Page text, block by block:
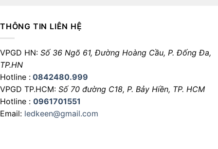
THÔNG TIN LIÊN HỆ
VPGD HN: Số 36 Ngõ 61, Đường Hoàng Cầu, P. Đống Đa,
TP.HN
Hotline : 0842480.999
VPGD TP.HCM: Số 70 đường C18, P. Bảy Hiền, TP. HCM
Hotline : 0961701551
Email: ledkeen@gmail.com